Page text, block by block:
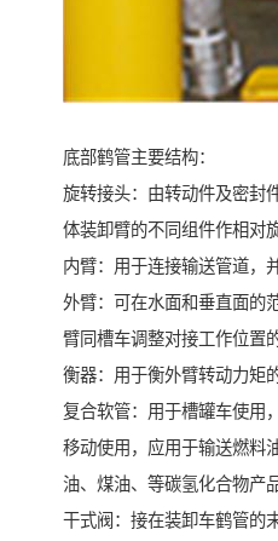
底部鹤管主要结构：
旋转接头：由转动件及密封
体装卸臂的不同组件作相对
内臂：用于连接输送管道，
外臂：可在水面和垂直面的
臂同槽车调整对接工作位置
衡器：用于衡外臂转动力矩
复合软管：用于槽罐车使用
移动使用，应用于输送燃料
油、煤油、等碳氢化合物产
干式阀：接在装卸车鹤管的